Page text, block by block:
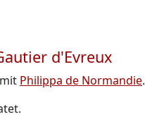
d'Evreux
Philippa de Normandie.